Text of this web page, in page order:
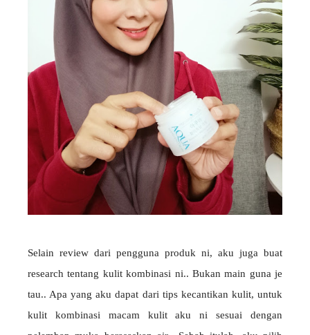
Selain review dari pengguna produk ni, aku juga buat
research tentang kulit kombinasi ni.. Bukan main guna je
tau.. Apa yang aku dapat dari tips kecantikan kulit, untuk
kulit kombinasi macam kulit aku ni sesuai dengan